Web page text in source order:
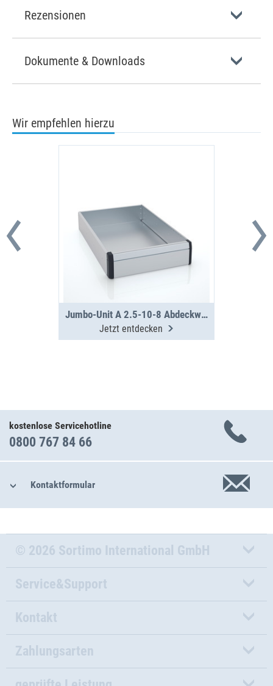
Rezensionen
Dokumente & Downloads
Wir empfehlen hierzu
Jumbo-Unit A 2.5-10-8 Abdeckwanne
Jetzt entdecken
kostenlose Servicehotline
0800 767 84 66
Kontaktformular
© 2026 Sortimo International GmbH
Service&Support
Kontakt
Zahlungsarten